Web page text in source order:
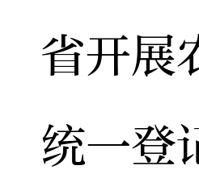
省开展
统一登